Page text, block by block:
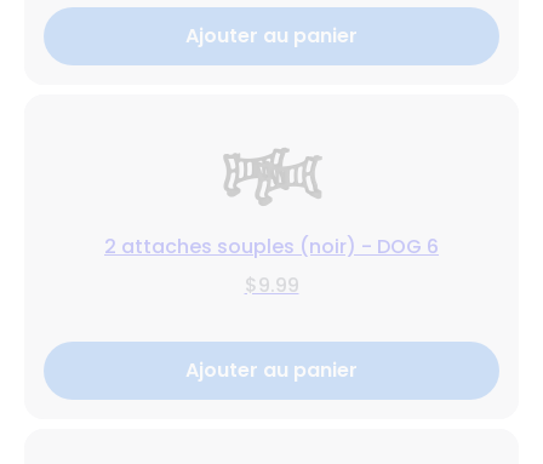
Ajouter au panier
2 attaches souples (noir) - DOG 6
$9.99
Ajouter au panier